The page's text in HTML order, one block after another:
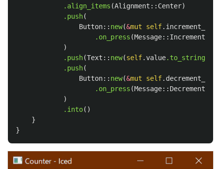
.align_items (Alignment :: Center)
.push(
Button:: new(&mut self
.on_press (Message::
)
.push(Text :: new(self.value.to_string
.push(
Button:: new(&mut self
.on_press (Message::
)
.into()
}
}